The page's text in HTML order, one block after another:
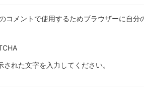
コメントで使用するためブラウザーに自
された文字を入力してください。